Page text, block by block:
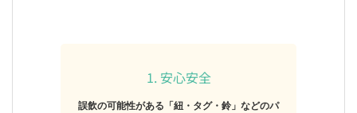
1. 安心安全
誤飲の可能性がある「紐・タグ・鈴」などのパ